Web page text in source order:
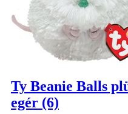
Ty Beanie Balls
egér (6)